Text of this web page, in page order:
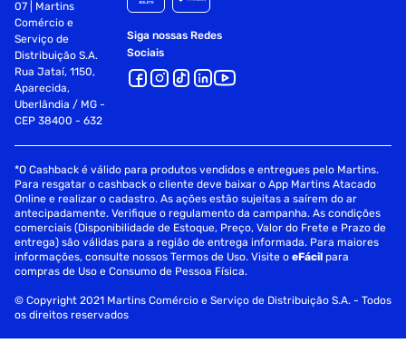
07 | Martins
Comércio e
Serviço de
Distribuição S.A.
Rua Jataí, 1150,
Aparecida,
Uberlândia / MG -
CEP 38400 - 632
Siga nossas Redes
Sociais
*O Cashback é válido para produtos vendidos e entregues pelo Martins.
Para resgatar o cashback o cliente deve baixar o App Martins Atacado
Online e realizar o cadastro. As ações estão sujeitas a saírem do ar
antecipadamente. Verifique o regulamento da campanha. As condições
comerciais (Disponibilidade de Estoque, Preço, Valor do Frete e Prazo de
entrega) são válidas para a região de entrega informada. Para maiores
informações, consulte nossos Termos de Uso. Visite oeFácil para
compras de Uso e Consumo de Pessoa Física.
© Copyright 2021 Martins Comércio e Serviço de Distribuição S.A. - Todos
os direitos reservados